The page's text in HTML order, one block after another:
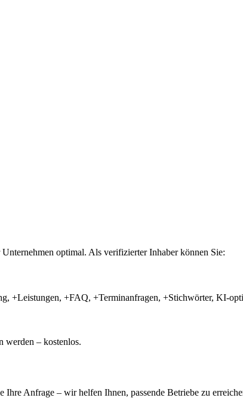
optimal. Als verifizierter Inhaber können Sie:
+Leistungen, +FAQ, +Terminanfragen, +Stichwörter, KI-
werden – kostenlos.
Ihre Anfrage – wir helfen Ihnen, passende Betriebe zu